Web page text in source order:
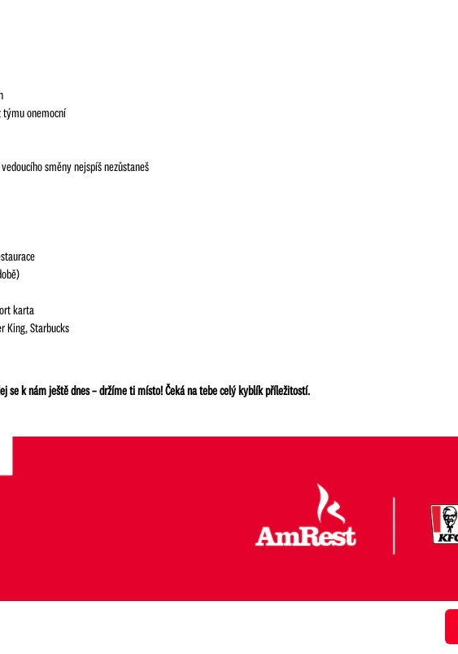
týmu onemocní
směny nejspíš nezůstaneš
karta
King, Starbucks
se k nám ještě dnes – držíme ti místo! Čeká na tebe celý kyblík příležitostí.